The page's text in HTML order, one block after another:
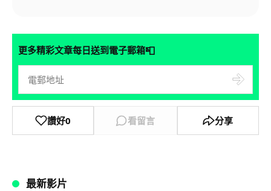
更多精彩文章每日送到電子郵箱📮
讚好0 看留言 分享
最新影片